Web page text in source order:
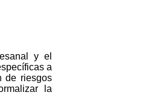
y el
a
de riesgos
la